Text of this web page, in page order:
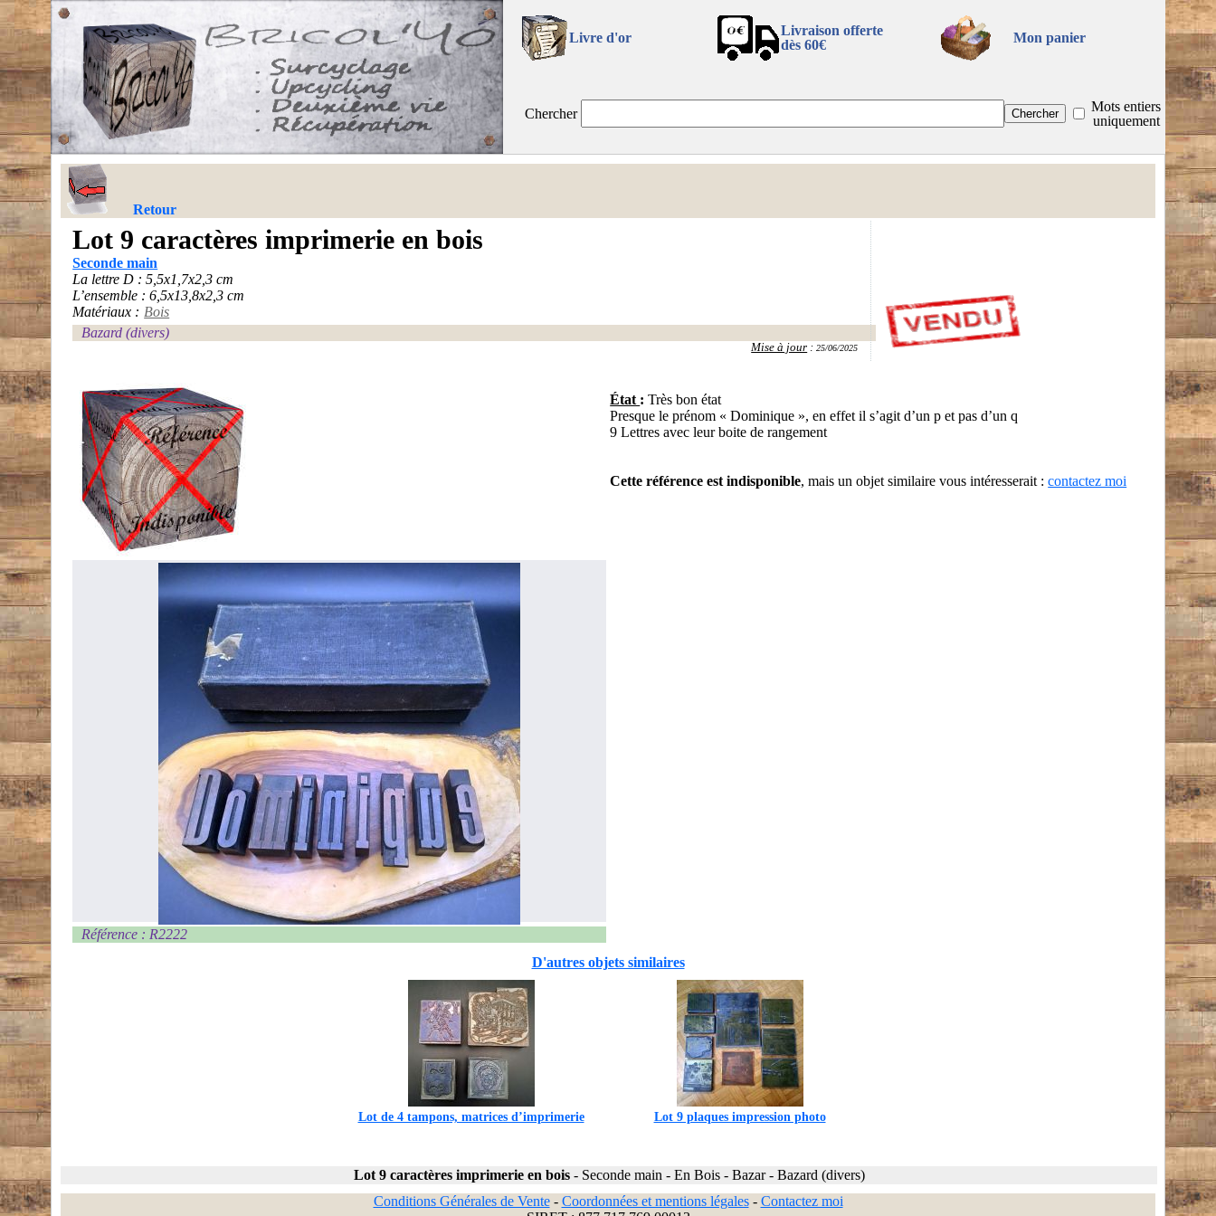
Livre d'or
Livraison offerte
dès 60€
Mon panier
Chercher
Mots entiers
uniquement
Retour
Lot 9 caractères imprimerie en bois
Seconde main
La lettre D : 5,5x1,7x2,3 cm
L’ensemble : 6,5x13,8x2,3 cm
Matériaux : Bois
Bazard (divers)
Mise à jour :25/06/2025
Référence : R2222
État : Très bon état
Presque le prénom « Dominique », en effet il s’agit d’un p et pas d’un q
9 Lettres avec leur boite de rangement
Cette référence est indisponible, mais un objet similaire vous intéresserait :contactez moi
D'autres objets similaires
Lot de 4 tampons, matrices d’imprimerie Lot 9 plaques impression photo
Lot 9 caractères imprimerie en bois- Seconde main - En Bois- Bazar- Bazard (divers)
Conditions Générales de Vente- Coordonnées et mentions légales- Contactez moi